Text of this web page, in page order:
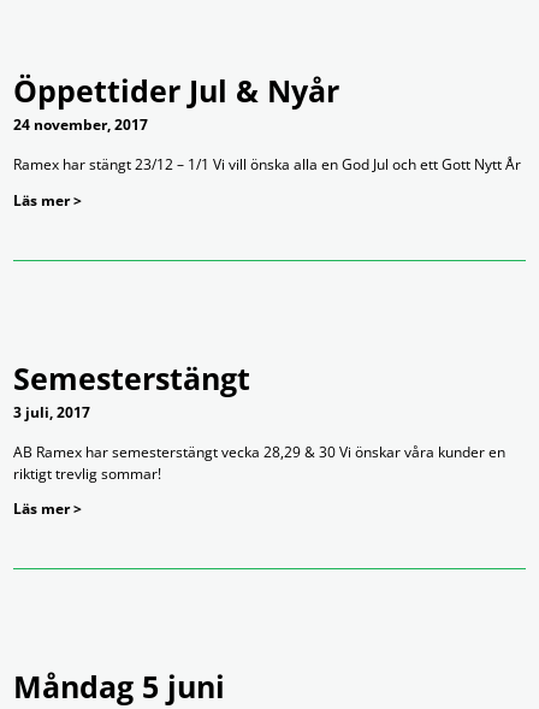
Öppettider Jul & Nyår
24 november, 2017
Ramex har stängt 23/12 – 1/1 Vi vill önska alla en God Jul och ett Gott Nytt År
Läs mer >
Semesterstängt
3 juli, 2017
AB Ramex har semesterstängt vecka 28,29 & 30 Vi önskar våra kunder en
riktigt trevlig sommar!
Läs mer >
Måndag 5 juni